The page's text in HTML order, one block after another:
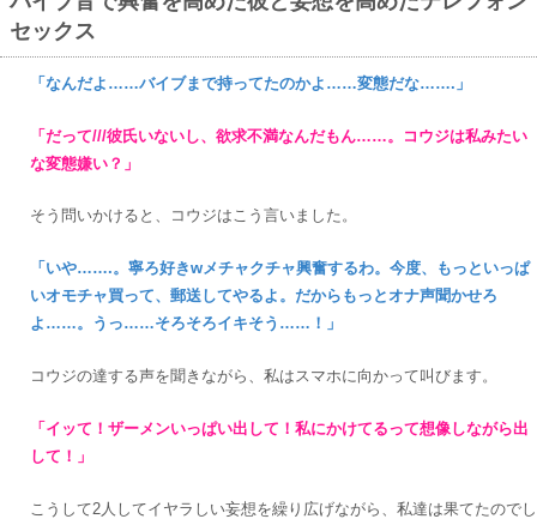
セックス
「なんだよ……バイブまで持ってたのかよ……変態だな…….」
「だって///彼氏いないし、欲求不満なんだもん……。コウジは私みたい
な変態嫌い？」
そう問いかけると、コウジはこう言いました。
「いや…….。寧ろ好きwメチャクチャ興奮するわ。今度、もっといっぱ
いオモチャ買って、郵送してやるよ。だからもっとオナ声聞かせろ
よ……。うっ……そろそろイキそう……！」
コウジの達する声を聞きながら、私はスマホに向かって叫びます。
「イッて！ザーメンいっぱい出して！私にかけてるって想像しながら出
して！」
こうして2人してイヤラしい妄想を繰り広げながら、私達は果てたのでし